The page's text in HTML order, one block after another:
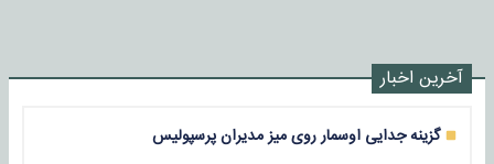
آخرین اخبار
گزینه جدایی اوسمار روی میز مدیران پرسپولیس